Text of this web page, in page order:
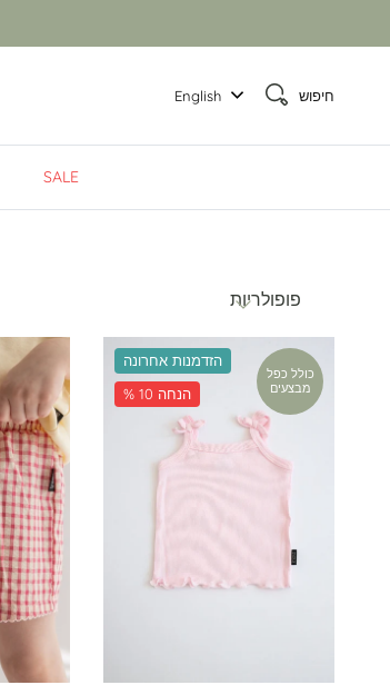
חיפוש English
SALE
מיין לפי
פופולריות
הזדמנות אחרונה
כולל כפל
מבצעים
% 10 הנחה